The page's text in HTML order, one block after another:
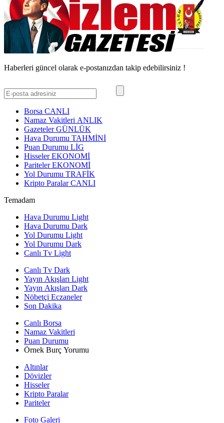
Haberleri güncel olarak e-postanızdan takip edebilirsiniz !
Borsa CANLI
Namaz Vakitleri ANLIK
GazetelerGÜNLÜK
Hava Durumu TAHMİNİ
Puan Durumu LİG
HisselerEKONOMİ
ParitelerEKONOMİ
Yol Durumu TRAFİK
Kripto ParalarCANLI
Temadam
Hava Durumu Light
Hava Durumu Dark
Yol Durumu Light
Yol Durumu Dark
Canlı Tv Light
Canlı Tv Dark
Yayın Akışları Light
Yayın Akışları Dark
Nöbetçi Eczaneler
Son Dakika
Canlı Borsa
Namaz Vakitleri
Puan Durumu
Örnek Burç Yorumu
Altınlar
Dövizler
Hisseler
Kripto Paralar
Pariteler
Foto Galeri